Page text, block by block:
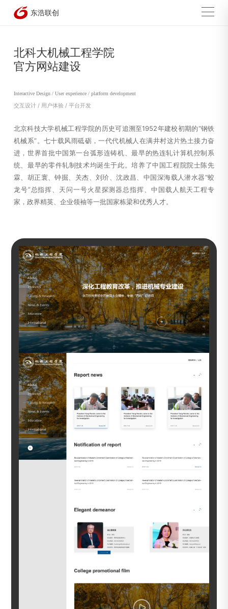
北科大机械工程学院
官方网站建设
Interactive Design / User experience / platform development
交互设计 / 用户体验 / 平台开发
北京科技大学机械工程学院的历史可追溯至1952年建校初期的“钢铁
机械系”。七十载风雨砥砺，一代代机械人在满井村这片热土接力奋
进，世界首批中国第一台弧形连铸机、最早的热连轧计算机控制系
统、最早的零件轧制技术均诞生于此。培养了中国工程院院士陈先
霖、胡正寰、钟掘、关杰、刘玠、沈政昌、中国深海载人潜水器“蛟
龙号”总指挥、天问一号火星探测器总指挥、中国载人航天工程专
家，政界精英、企业领袖等一批国家栋梁和优秀人才。